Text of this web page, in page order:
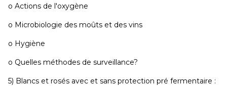
o Actions de l'oxygène
o Microbiologie des moûts et des vins
o Hygiène
o Quelles méthodes de surveillance?
5) Blancs et rosés avec et sans protection pré fermentaire :